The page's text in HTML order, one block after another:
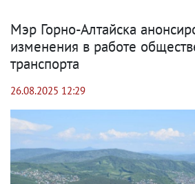
Мэр Горно-Алтайска
изменения в работе
транспорта
26.08.2025 12:29